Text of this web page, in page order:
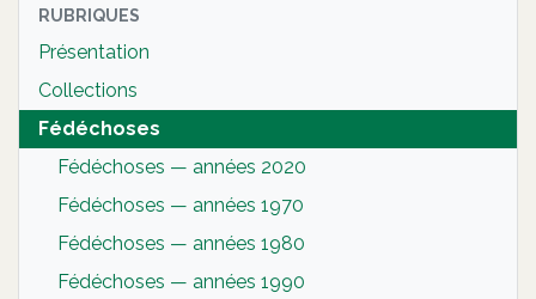
RUBRIQUES
Présentation
Collections
Fédéchoses
Fédéchoses — années 2020
Fédéchoses — années 1970
Fédéchoses — années 1980
Fédéchoses — années 1990